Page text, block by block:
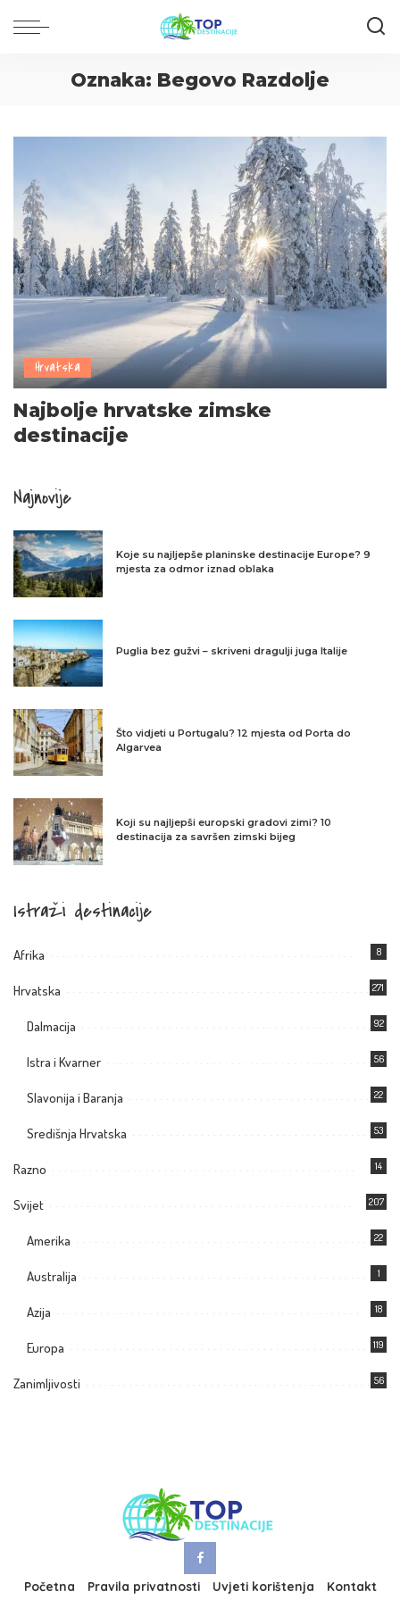
Oznaka: Begovo Razdolje
Hrvatska
Najbolje hrvatske zimske
destinacije
Najnovije
Koje su najljepše planinske destinacije Europe? 9
mjesta za odmor iznad oblaka
Puglia bez gužvi – skriveni dragulji juga Italije
Što vidjeti u Portugalu? 12 mjesta od Porta do
Algarvea
Koji su najljepši europski gradovi zimi? 10
destinacija za savršen zimski bijeg
Istraži destinacije
Afrika 8
Hrvatska 271
Dalmacija 92
Istra i Kvarner 56
Slavonija i Baranja 22
Središnja Hrvatska 53
Razno 14
Svijet 207
Amerika 22
Australija 1
Azija 18
Europa 119
Zanimljivosti 56
Početna Pravila privatnosti Uvjeti korištenja Kontakt